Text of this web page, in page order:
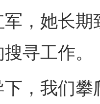
，她长
寻工作。
，我们